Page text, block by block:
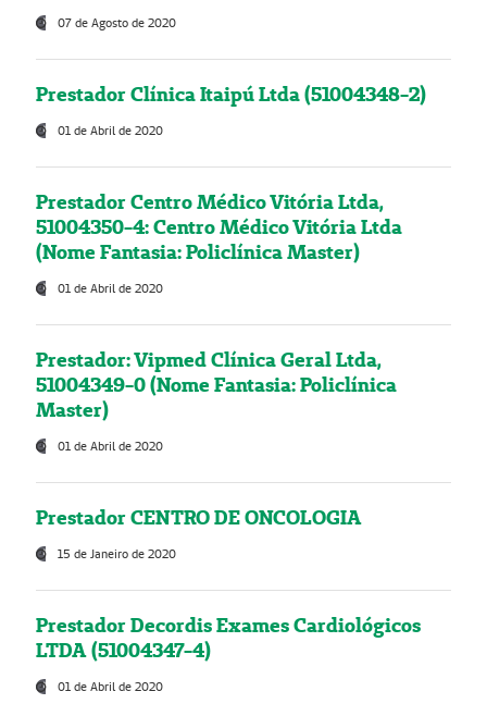
07 de Agosto de 2020
Prestador Clínica Itaipú Ltda (51004348-2)
01 de Abril de 2020
Prestador Centro Médico Vitória Ltda,
51004350-4: Centro Médico Vitória Ltda
(Nome Fantasia: Policlínica Master)
01 de Abril de 2020
Prestador: Vipmed Clínica Geral Ltda,
51004349-0 (Nome Fantasia: Policlínica
Master)
01 de Abril de 2020
Prestador CENTRO DE ONCOLOGIA
15 de Janeiro de 2020
Prestador Decordis Exames Cardiológicos
LTDA (51004347-4)
01 de Abril de 2020